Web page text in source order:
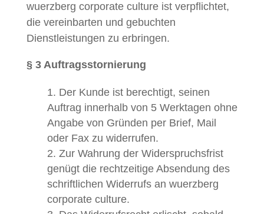
wuerzberg corporate culture ist verpflichtet,
die vereinbarten und gebuchten
Dienstleistungen zu erbringen.
§ 3 Auftragsstornierung
Der Kunde ist berechtigt, seinen
Auftrag innerhalb von 5 Werktagen ohne
Angabe von Gründen per Brief, Mail
oder Fax zu widerrufen.
Zur Wahrung der Widerspruchsfrist
genügt die rechtzeitige Absendung des
schriftlichen Widerrufs an wuerzberg
corporate culture.